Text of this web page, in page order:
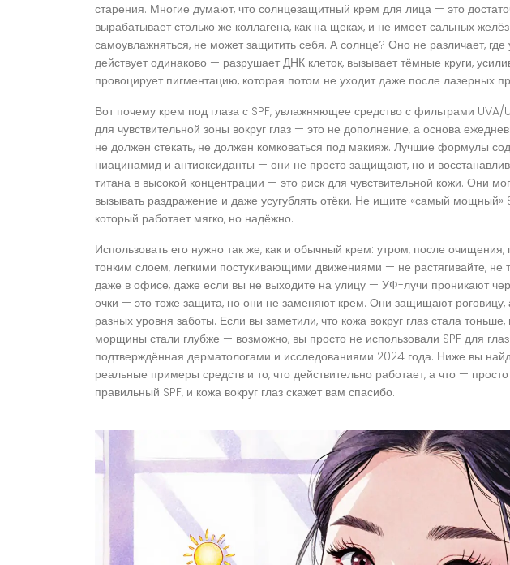
старения. Многие думают, что солнцезащитный крем для лица — это
вырабатывает столько же коллагена, как на щеках, и не имеет сальных
самоувлажняться, не может защитить себя. А солнце? Оно не различает, где
действует одинаково — разрушает ДНК клеток, вызывает тёмные круги,
провоцирует пигментацию, которая потом не уходит даже после лазерных
Вот почему крем под глаза с SPF, увлажняющее средство с фильтрами UVA/
для чувствительной зоны вокруг глаз — это не дополнение, а основа
не должен стекать, не должен комковаться под макияж. Лучшие формулы
ниацинамид и антиоксиданты — они не просто защищают, но и
титана в высокой концентрации — это риск для чувствительной кожи. Они
вызывать раздражение и даже усугублять отёки. Не ищите «самый мощный»
который работает мягко, но надёжно.
Использовать его нужно так же, как и обычный крем: утром, после
тонким слоем, легкими постукивающими движениями — не растягивайте, не
даже в офисе, даже если вы не выходите на улицу — УФ-лучи проникают
очки — это тоже защита, но они не заменяют крем. Они защищают
разных уровня заботы. Если вы заметили, что кожа вокруг глаз стала
морщины стали глубже — возможно, вы просто не использовали SPF для
подтверждённая дерматологами и исследованиями 2024 года. Ниже вы
реальные примеры средств и то, что действительно работает, а что —
правильный SPF, и кожа вокруг глаз скажет вам спасибо.